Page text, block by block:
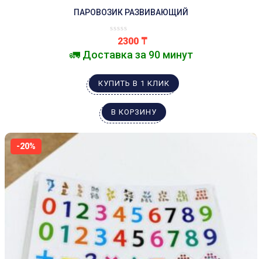
ПАРОВОЗИК РАЗВИВАЮЩИЙ
2300 ₸
🚛 Доставка за 90 минут
КУПИТЬ В 1 КЛИК
В КОРЗИНУ
-20%